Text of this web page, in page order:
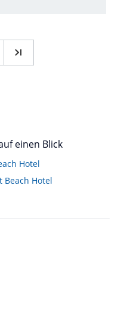
einen Blick
Hotel
Beach Hotel